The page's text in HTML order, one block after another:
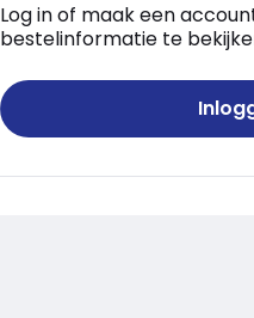
Log in of maak een
bestelinformatie te